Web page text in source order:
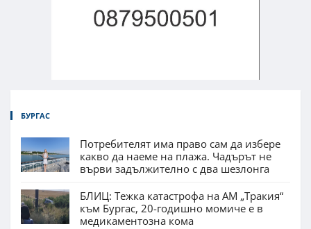
БУРГАС
Потребителят има право сам да избере
какво да наеме на плажа. Чадърът не
върви задължително с два шезлонга
БЛИЦ: Тежка катастрофа на АМ „Тракия“
към Бургас, 20-годишно момиче е в
медикаментозна кома